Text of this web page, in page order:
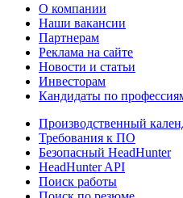
О компании
Наши вакансии
Партнерам
Реклама на сайте
Новости и статьи
Инвесторам
Кандидаты по
Производственный
Требования к ПО
Безопасный HeadHunter
HeadHunter API
Поиск работы